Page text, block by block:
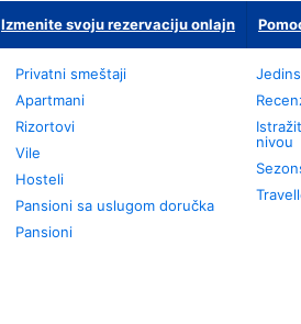
Izmenite svoju rezervaciju onlajn
Privatni smeštaji
Apartmani
Rizortovi
Vile
Hosteli
Pansioni sa uslugom doručka
Pansioni
nivou